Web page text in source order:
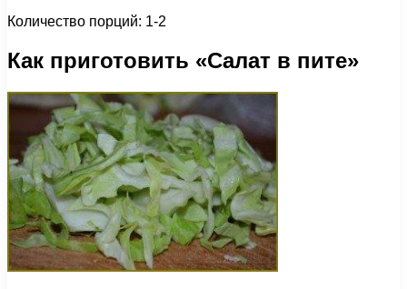
Количество порций: 1-2
Как приготовить «Салат в пите»